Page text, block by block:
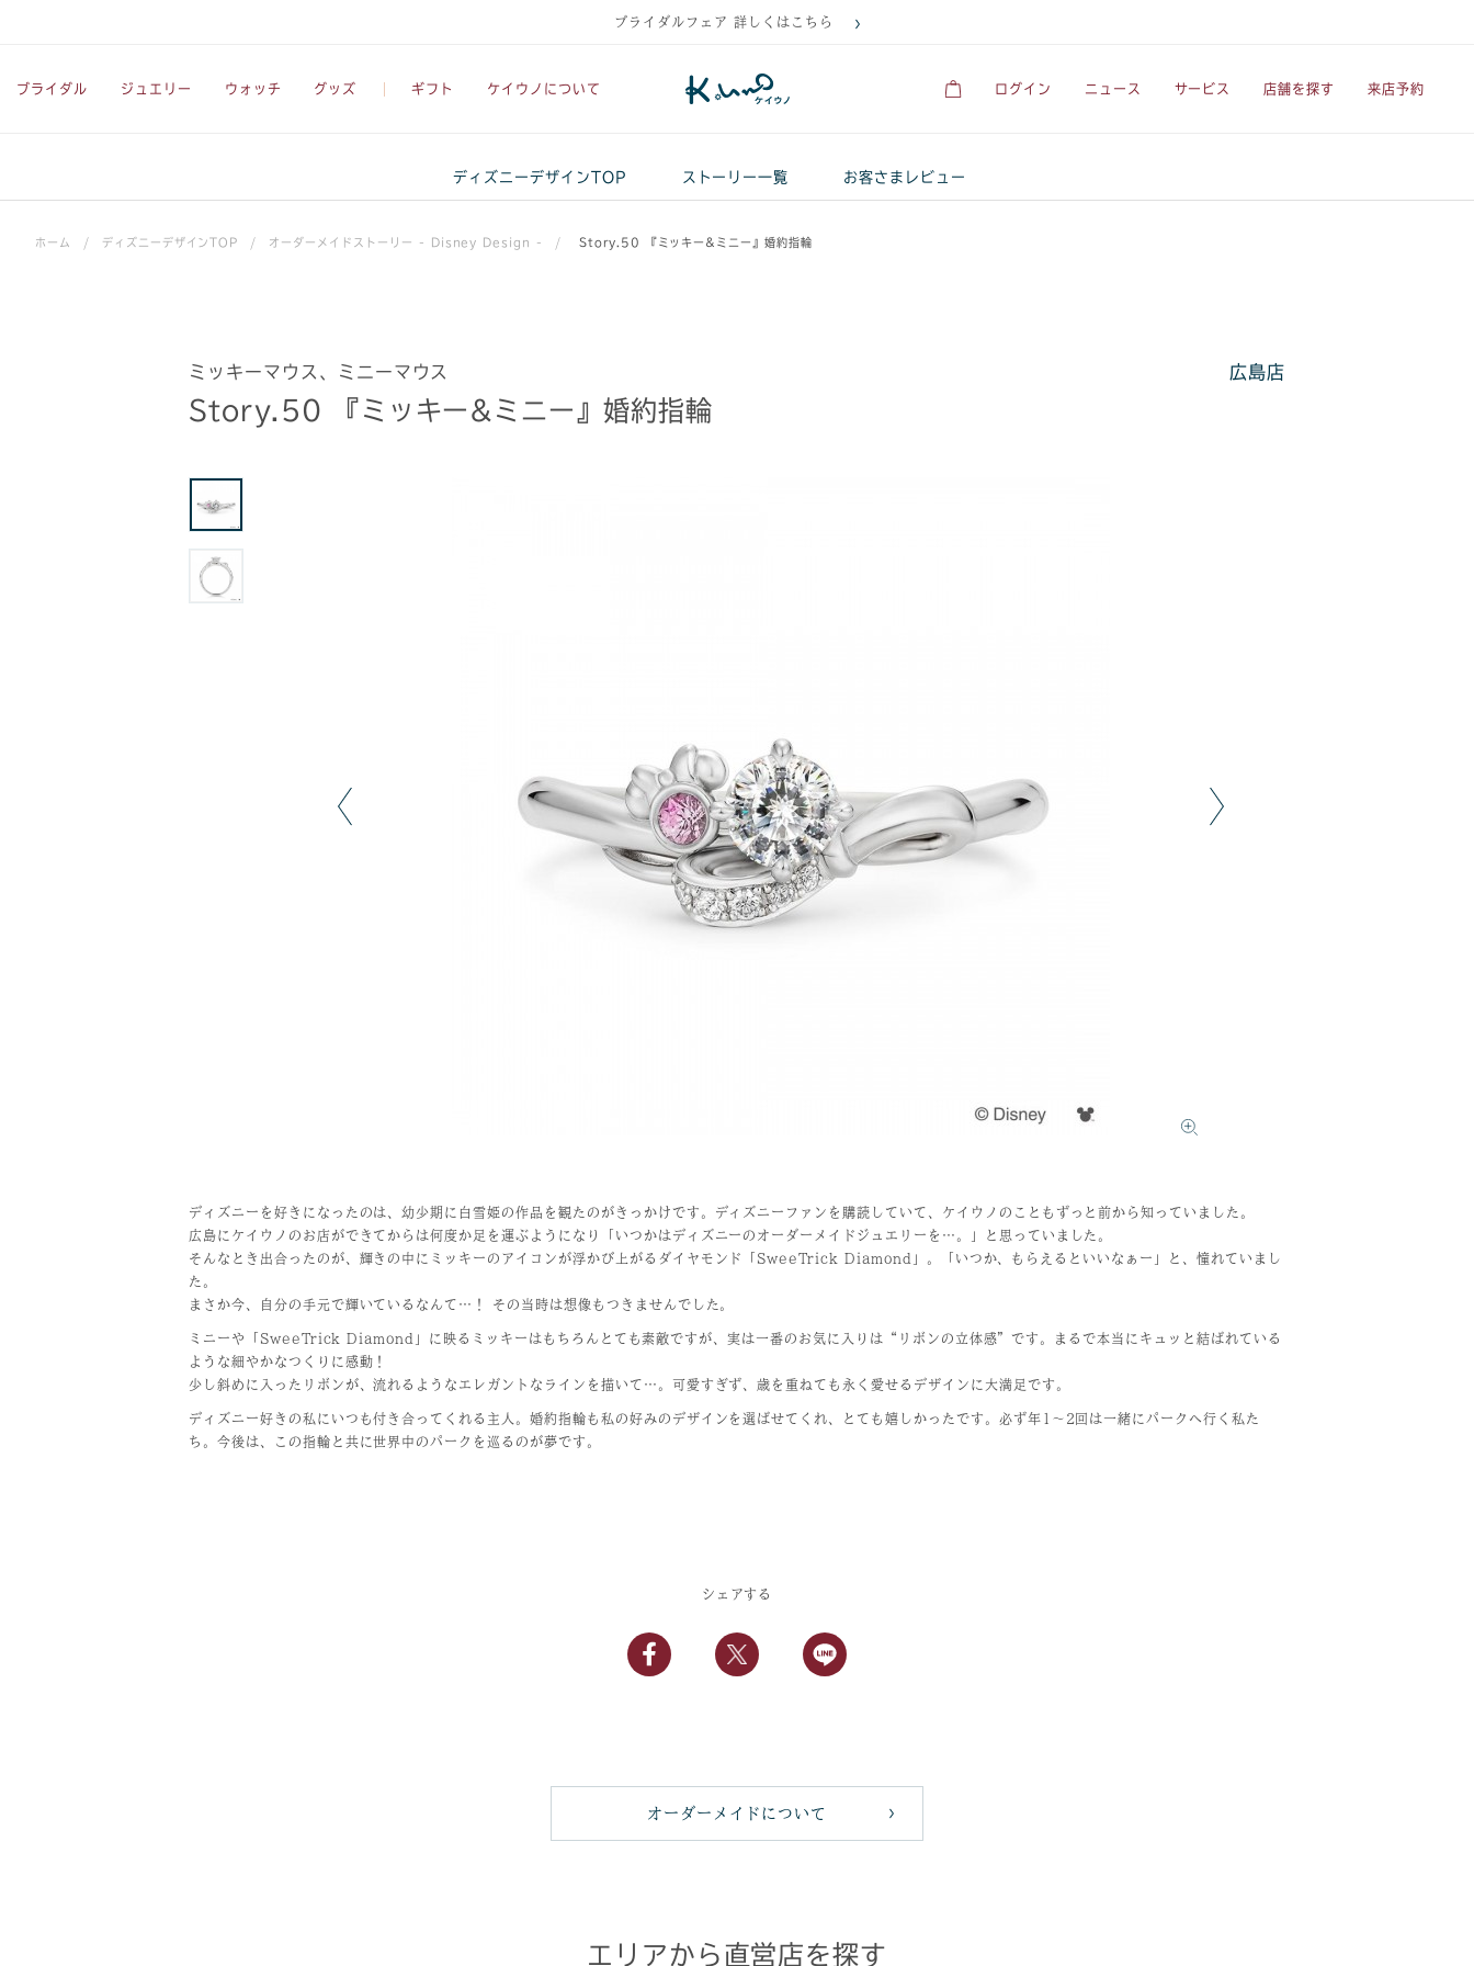
ブライダルフェア 詳しくはこちら
ブライダル ジュエリー ウォッチ グッズ ギフト ケイウノについて ログイン ニュース サービス 店舗を探す 来店予約
ディズニーデザインTOP ストーリー一覧 お客さまレビュー
ホーム / ディズニーデザインTOP / オーダーメイドストーリー - Disney Design - / Story.50 『ミッキー&ミニー』婚約指輪
ミッキーマウス、ミニーマウス 広島店
Story.50 『ミッキー&ミニー』婚約指輪
ディズニーを好きになったのは、幼少期に白雪姫の作品を観たのがきっかけです。ディズニーファンを購読していて、ケイウノのこともずっと前から知っていました。
広島にケイウノのお店ができてからは何度か足を運ぶようになり「いつかはディズニーのオーダーメイドジュエリーを…。」と思っていました。
そんなとき出合ったのが、輝きの中にミッキーのアイコンが浮かび上がるダイヤモンド「SweeTrick Diamond」。「いつか、もらえるといいなぁー」と、憧れていまし
た。
まさか今、自分の手元で輝いているなんて…！ その当時は想像もつきませんでした。
ミニーや「SweeTrick Diamond」に映るミッキーはもちろんとても素敵ですが、実は一番のお気に入りは“リボンの立体感”です。まるで本当にキュッと結ばれている
ような細やかなつくりに感動！
少し斜めに入ったリボンが、流れるようなエレガントなラインを描いて…。可愛すぎず、歳を重ねても永く愛せるデザインに大満足です。
ディズニー好きの私にいつも付き合ってくれる主人。婚約指輪も私の好みのデザインを選ばせてくれ、とても嬉しかったです。必ず年1〜2回は一緒にパークへ行く私た
ち。今後は、この指輪と共に世界中のパークを巡るのが夢です。
シェアする
オーダーメイドについて
エリアから直営店を探す